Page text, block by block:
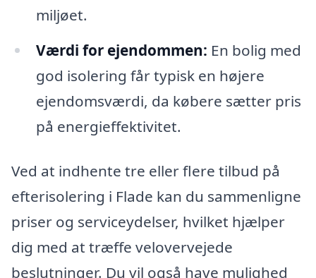
miljøet.
Værdi for ejendommen: En bolig med
god isolering får typisk en højere
ejendomsværdi, da købere sætter pris
på energieffektivitet.
Ved at indhente tre eller flere tilbud på
efterisolering i Flade kan du sammenligne
priser og serviceydelser, hvilket hjælper
dig med at træffe velovervejede
beslutninger. Du vil også have mulighed